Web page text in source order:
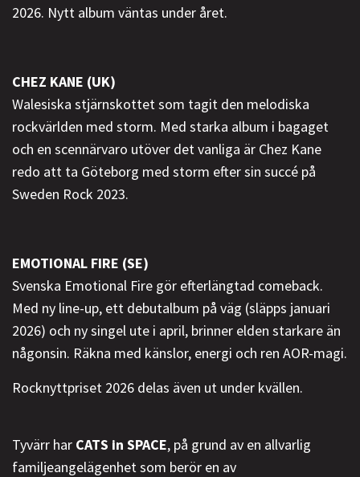
2026. Nytt album väntas under året.
CHEZ KANE (UK)
Walesiska stjärnskottet som tagit den melodiska
rockvärlden med storm. Med starka album i bagaget
och en scennärvaro utöver det vanliga är Chez Kane
redo att ta Göteborg med storm efter sin succé på
Sweden Rock 2023.
EMOTIONAL FIRE (SE)
Svenska Emotional Fire gör efterlängtad comeback.
Med ny line-up, ett debutalbum på väg (släpps januari
2026) och ny singel ute i april, brinner elden starkare än
någonsin. Räkna med känslor, energi och ren AOR-magi.
Rocknyttpriset 2026 delas även ut under kvällen.
Tyvärr har CATS in SPACE, på grund av en allvarlig
familjeangelägenhet som berör en av